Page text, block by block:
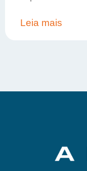
Leia mais